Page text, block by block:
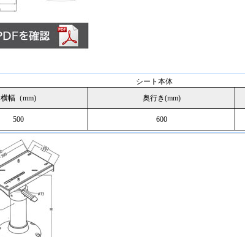
シート本体
横幅（mm)
奥行き(mm)
500 600